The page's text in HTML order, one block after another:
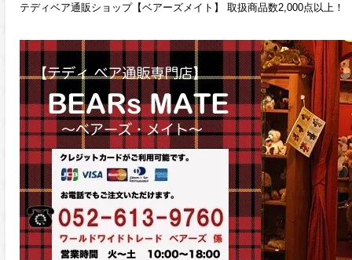
テディベア通販ショップ【ベアーズメイト】 取扱商品数2,000点以上！